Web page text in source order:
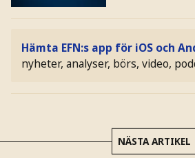
Hämta EFN:s app för iOS och
nyheter, analyser, börs, video,
NÄSTA ARTIKEL